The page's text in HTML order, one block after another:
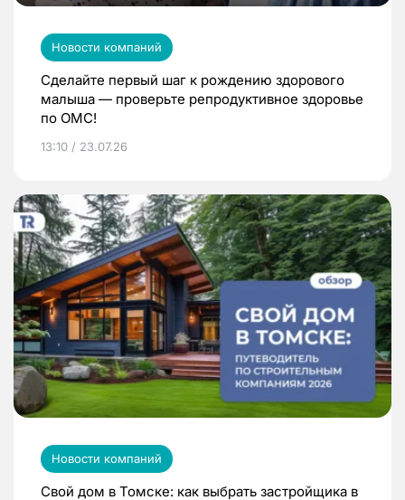
Новости компаний
Сделайте первый шаг к рождению здорового
малыша — проверьте репродуктивное здоровье
по ОМС!
13:10 / 23.07.26
Новости компаний
Свой дом в Томске: как выбрать застройщика в